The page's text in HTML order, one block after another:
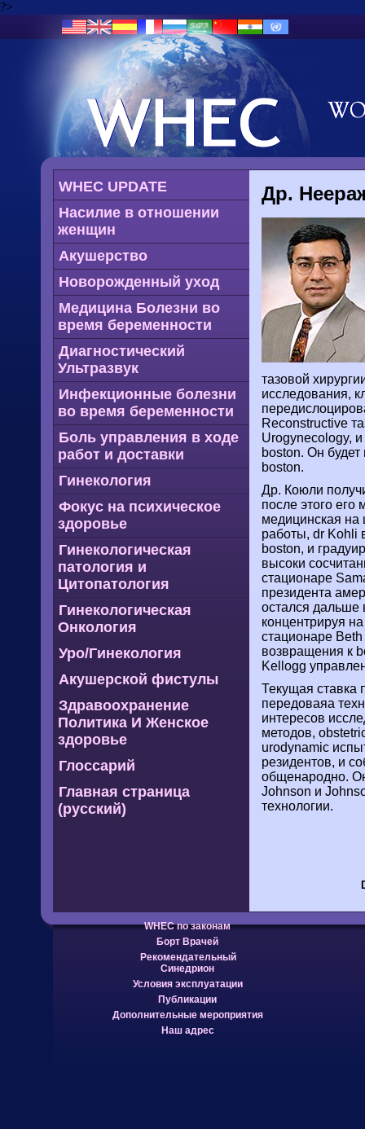
?>
WHEC UPDATE
Насилие в отношении
женщин
Акушерство
Новорожденный уход
Медицина Болезни во
время беременности
Диагностический
Ультразвук
Инфекционные болезни
во время беременности
Боль управления в ходе
работ и доставки
Гинекология
Фокус на психическое
здоровье
Гинекологическая
патология и
Цитопатология
Гинекологическая
Онкология
Уро/Гинекология
Акушерской фистулы
Здравоохранение
Политика И Женское
здоровье
Глоссарий
Главная страница
(русский)
Др.
тазовой
исследования,
Reconstructive
Urogynecology,
boston. Он
boston.
Др. Коюли
после этого
медицинская на
работы, dr Kohli
boston, и
высоки
стационаре
президента
остался дальше
концентрируя
стационаре
возвращения к
Kellogg
Текущая ставка
передоваяа
интересов
методов,
urodynamic
резидентов, и
общенародно.
Johnson и
технологии.
WHEC по законам
Борт Врачей
Рекомендательный
Синедрион
Условия эксплуатации
Публикации
Дополнительные мероприятия
Наш адрес